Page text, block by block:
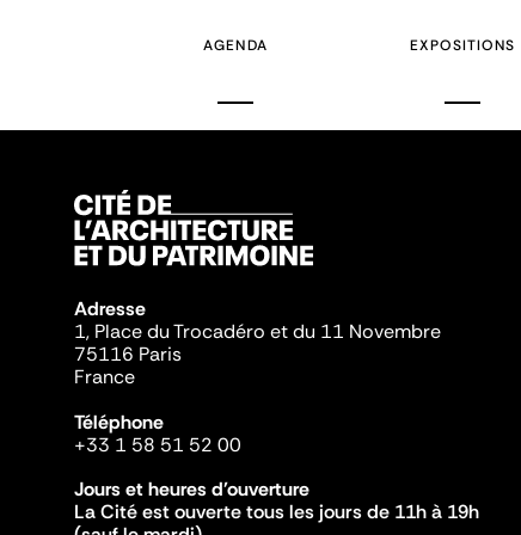
AGENDA EXPOSITIONS
Adresse
1, Place du Trocadéro et du 11 Novembre
75116 Paris
France
Téléphone
+33 1 58 51 52 00
Jours et heures d'ouverture
La Cité est ouverte tous les jours de 11h à 19h